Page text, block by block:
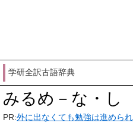
学研全訳古語辞典
みるめ－な・し
PR:外に出なくても勉強は進めら